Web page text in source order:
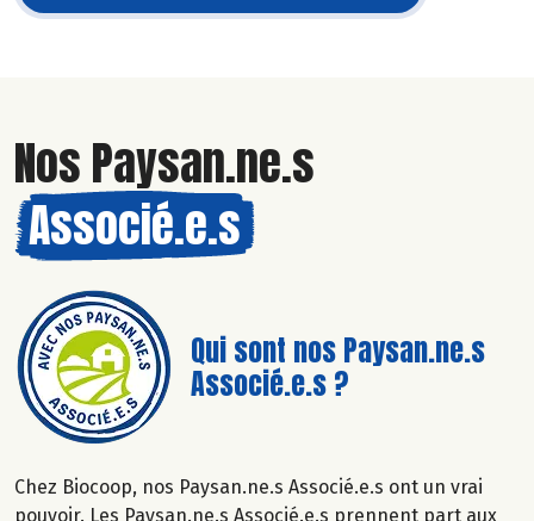
Nos Paysan.ne.s
Associé.e.s
Qui sont nos Paysan.ne.s
Associé.e.s ?
Chez Biocoop, nos Paysan.ne.s Associé.e.s ont un vrai
pouvoir. Les Paysan.ne.s Associé.e.s prennent part aux